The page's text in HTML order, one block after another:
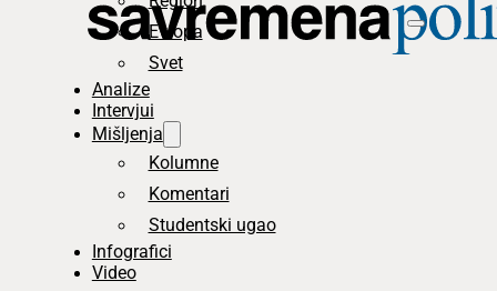
Evropa
Svet
Analize
Intervjui
Mišljenja
Kolumne
Komentari
Studentski ugao
Infografici
Video